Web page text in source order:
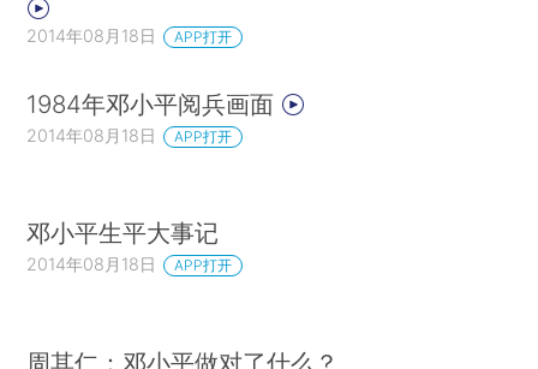
2014年08月18日 APP打开
1984年邓小平阅兵画面
2014年08月18日 APP打开
邓小平生平大事记
2014年08月18日 APP打开
周其仁：邓小平做对了什么？